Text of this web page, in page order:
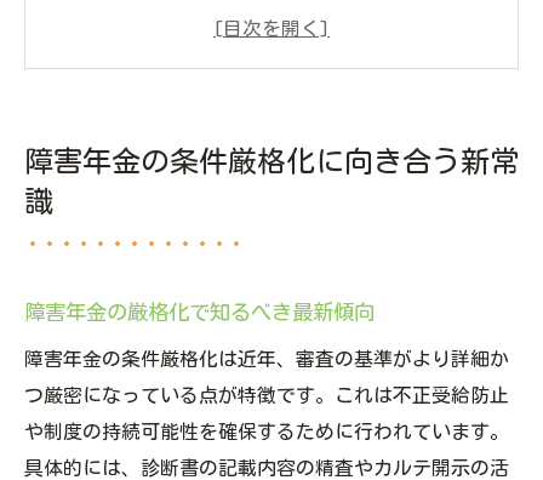
障害年金審査基準の変化が与える影響
申請時に押さえたい障害年金の審査厳格ポイン
ト
障害年金不支給決定に至る要因とは
障害年金審査厳格化時代の落とし穴防止
不支給増加傾向から読み解く障害年金の現状
障害年金不支給増加の背景と今後の展望
障害年金の条件厳格化に向き合う新常
識
障害年金の厳格化で知るべき最新傾向
障害年金の条件厳格化は近年、審査の基準がより詳細か
つ厳密になっている点が特徴です。これは不正受給防止
や制度の持続可能性を確保するために行われています。
具体的には、診断書の記載内容の精査やカルテ開示の活